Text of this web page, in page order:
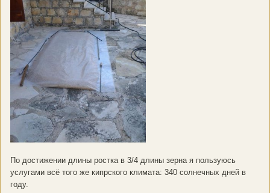
По достижении длины ростка в 3/4 длины зерна я пользуюсь
услугами всё того же кипрского климата: 340 солнечных дней в
году.